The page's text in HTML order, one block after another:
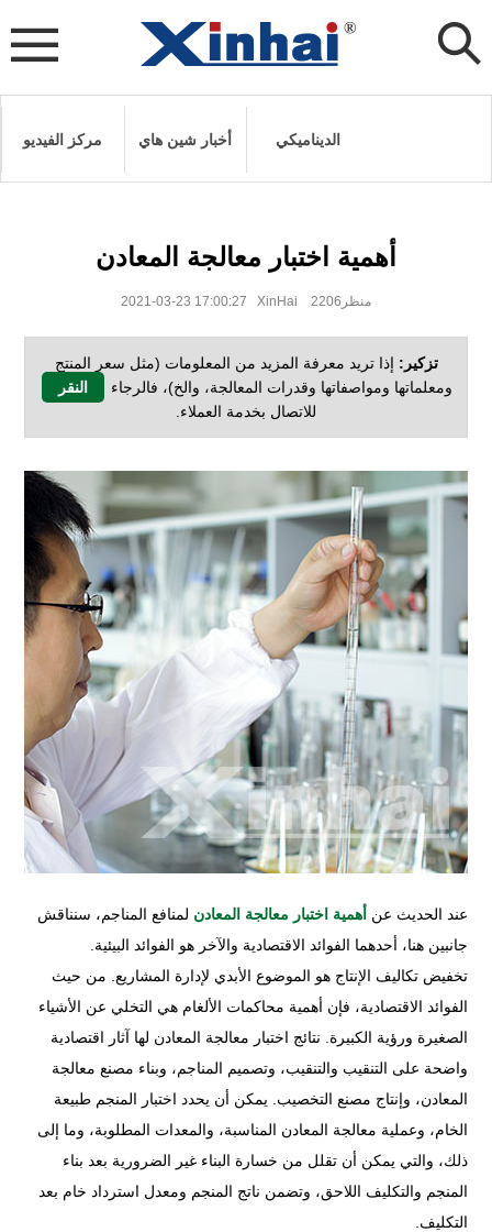
مركز الفيديو أخبار شين هاي الديناميكي
أهمية اختبار معالجة المعادن
2021-03-23 17:00:27 XinHai منظر2206
تزكير: إذا تريد معرفة المزيد من المعلومات (مثل سعر المنتج
ومعلماتها ومواصفاتها وقدرات المعالجة، والخ)، فالرجاء
النقر
للاتصال بخدمة العملاء.
عند الحديث عن أهمية اختبار معالجة المعادن لمنافع المناجم، سنناقش
جانبين هنا، أحدهما الفوائد الاقتصادية والآخر هو الفوائد البيئية.
تخفيض تكاليف الإنتاج هو الموضوع الأبدي لإدارة المشاريع. من حيث
الفوائد الاقتصادية، فإن أهمية محاكمات الألغام هي التخلي عن الأشياء
الصغيرة ورؤية الكبيرة. نتائج اختبار معالجة المعادن لها آثار اقتصادية
واضحة على التنقيب والتنقيب، وتصميم المناجم، وبناء مصنع معالجة
المعادن، وإنتاج مصنع التخصيب. يمكن أن يحدد اختبار المنجم طبيعة
الخام، وعملية معالجة المعادن المناسبة، والمعدات المطلوبة، وما إلى
ذلك، والتي يمكن أن تقلل من خسارة البناء غير الضرورية بعد بناء
المنجم والتكليف اللاحق، وتضمن ناتج المنجم ومعدل استرداد خام بعد
التكليف.